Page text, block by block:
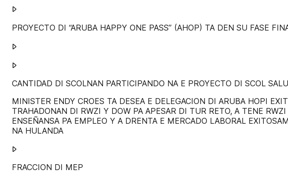
𐰷
𐰷
𐰷
CANTIDAD DI SCOLNAN PARTICIPANDO NA E PROYECTO DI SCOL
MINISTER ENDY CROES TA DESEA E DELEGACION DI ARUBA HOPI
TRAHADONAN DI RWZI Y DOW PA APESAR DI TUR RETO, A TENE
ENSEÑANSA PA EMPLEO Y A DRENTA E MERCADO LABORAL
NA HULANDA
𐰷
FRACCION DI MEP